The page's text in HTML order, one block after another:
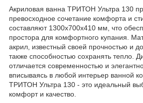
Акриловая ванна ТРИТОН Ультра 130
превосходное сочетание комфорта и
составляют 1300x700x410 мм, что
простора для комфортного купания.
акрил, известный своей прочностью и
также способностью сохранять тепло.
отличается современностью и
вписываясь в любой интерьер ванной
ТРИТОН Ультра 130 - это идеальный
комфорт и качество.